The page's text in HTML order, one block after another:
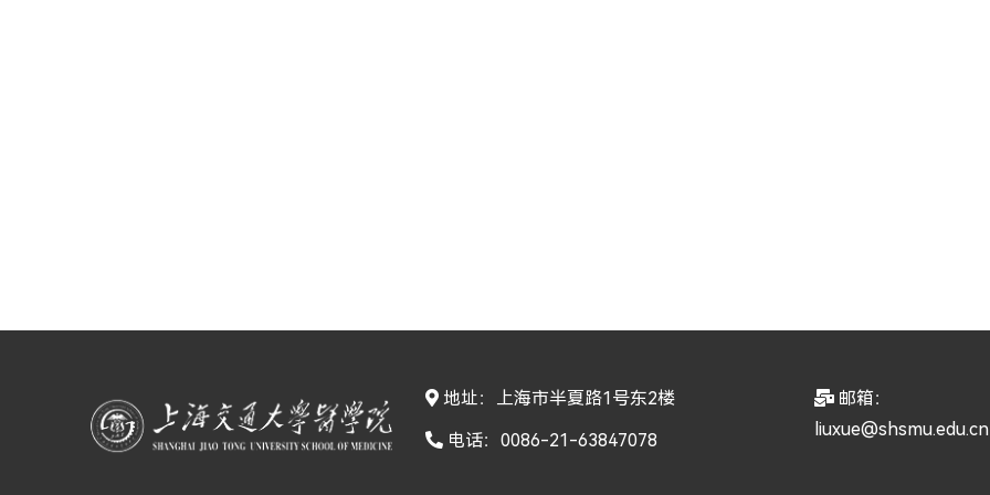
地址：上海市半夏路1号东2楼
电话：0086-21-63847078
邮箱：
liuxue@shsmu.edu.cn